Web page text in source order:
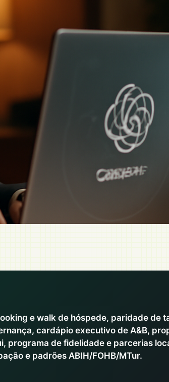
e walk de hóspede, paridade de
cardápio executivo de A&B,
programa de fidelidade e parcerias
e padrões ABIH/FOHB/MTur.